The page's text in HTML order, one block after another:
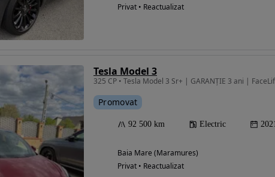
Privat • Reactualizat
Tesla Model 3
325 CP • Tesla Model 3 Sr+ | GARANȚIE 3 ani |
Promovat
92 500 km Electric
Baia Mare (Maramures)
Privat • Reactualizat